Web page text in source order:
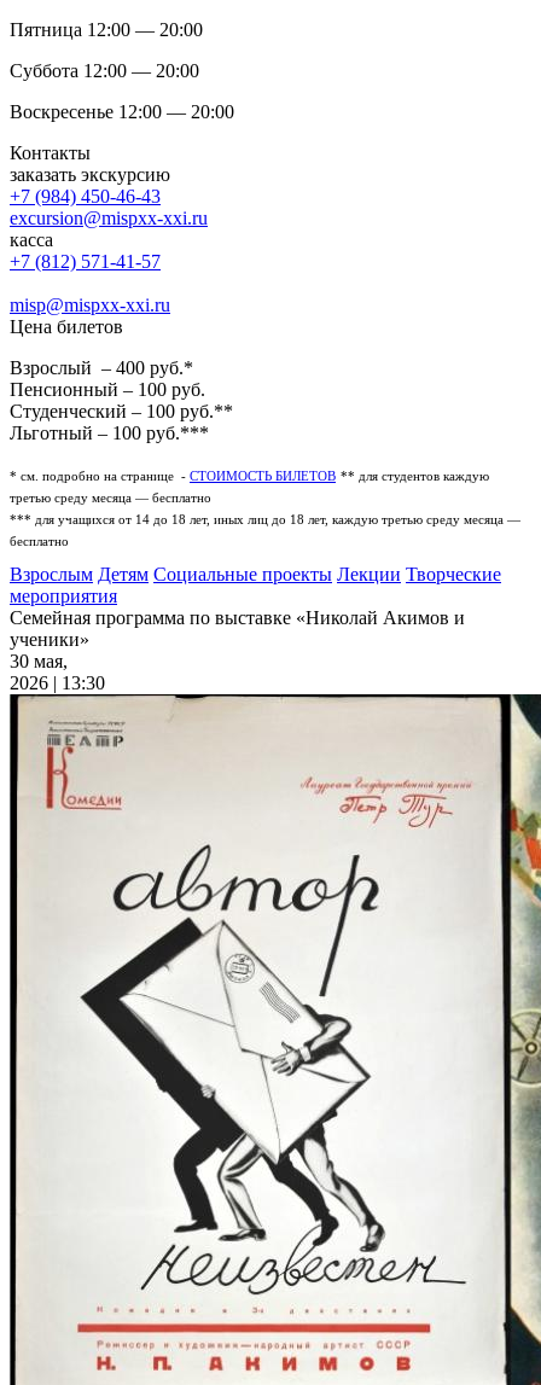
Пятница 12:00 — 20:00
Суббота 12:00 — 20:00
Воскресенье 12:00 — 20:00
Контакты
заказать экскурсию
+7 (984) 450-46-43
excursion@mispxx-xxi.ru
касса
+7 (812) 571-41-57
misp@mispxx-xxi.ru
Цена билетов
Взрослый – 400 руб.*
Пенсионный – 100 руб.
Студенческий – 100 руб.**
Льготный – 100 руб.***
* см. подробно на странице - СТОИМОСТЬ БИЛЕТОВ ** для студентов каждую
третью среду месяца — бесплатно
*** для учащихся от 14 до 18 лет, иных лиц до 18 лет, каждую третью среду месяца —
бесплатно
Взрослым Детям Социальные проекты Лекции Творческие
мероприятия
Семейная программа по выставке «Николай Акимов и
ученики»
30 мая,
2026 | 13:30